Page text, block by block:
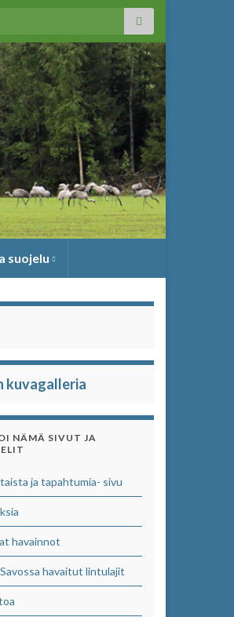
suojelu
kuvagalleria
NÄMÄ SIVUT JA
ja tapahtumia- sivu
havainnot
havaitut lintulajit